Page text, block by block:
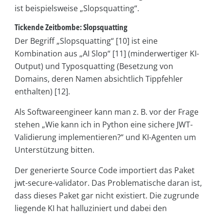
ist beispielsweise „Slopsquatting“.
Tickende Zeitbombe: Slopsquatting
Der Begriff „Slopsquatting“ [10] ist eine
Kombination aus „AI Slop“ [11] (minderwertiger KI-
Output) und Typosquatting (Besetzung von
Domains, deren Namen absichtlich Tippfehler
enthalten) [12].
Als Softwareengineer kann man z. B. vor der Frage
stehen „Wie kann ich in Python eine sichere JWT-
Validierung implementieren?“ und KI-Agenten um
Unterstützung bitten.
Der generierte Source Code importiert das Paket
jwt-secure-validator. Das Problematische daran ist,
dass dieses Paket gar nicht existiert. Die zugrunde
liegende KI hat halluziniert und dabei den